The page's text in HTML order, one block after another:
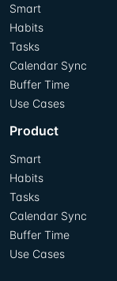
Smart
Habits
Tasks
Calendar Sync
Buffer Time
Use Cases
Product
Smart
Habits
Tasks
Calendar Sync
Buffer Time
Use Cases